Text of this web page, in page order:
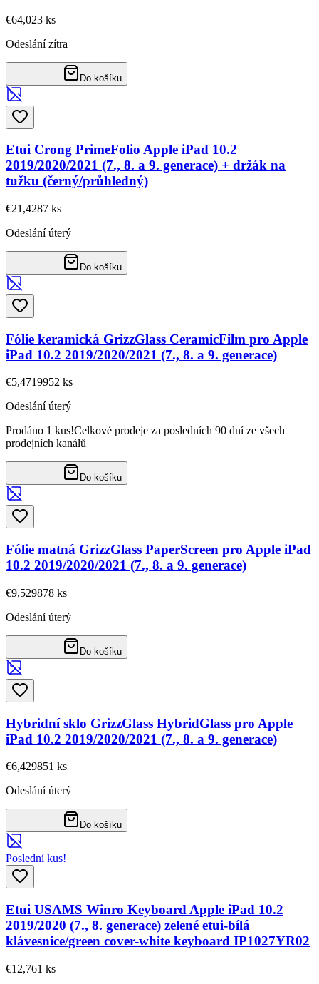
€64,023 ks
Odeslání zítra
Do košíku
Etui Crong PrimeFolio Apple iPad 10.2
2019/2020/2021 (7., 8. a 9. generace) + držák na
tužku (černý/průhledný)
€21,4287 ks
Odeslání úterý
Do košíku
Fólie keramická GrizzGlass CeramicFilm pro Apple
iPad 10.2 2019/2020/2021 (7., 8. a 9. generace)
€5,4719952 ks
Odeslání úterý
Prodáno 1 kus!Celkové prodeje za posledních 90 dní ze všech
prodejních kanálů
Do košíku
Fólie matná GrizzGlass PaperScreen pro Apple iPad
10.2 2019/2020/2021 (7., 8. a 9. generace)
€9,529878 ks
Odeslání úterý
Do košíku
Hybridní sklo GrizzGlass HybridGlass pro Apple
iPad 10.2 2019/2020/2021 (7., 8. a 9. generace)
€6,429851 ks
Odeslání úterý
Do košíku
Poslední kus!
Etui USAMS Winro Keyboard Apple iPad 10.2
2019/2020 (7., 8. generace) zelené etui-bílá
klávesnice/green cover-white keyboard IP1027YR02
€12,761 ks